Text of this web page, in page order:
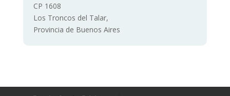
CP 1608
Los Troncos del Talar,
Provincia de Buenos Aires